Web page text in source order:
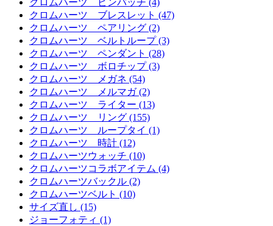
クロムハーツ ピンバッチ (4)
クロムハーツ ブレスレット (47)
クロムハーツ ペアリング (2)
クロムハーツ ベルトループ (3)
クロムハーツ ペンダント (28)
クロムハーツ ボロチップ (3)
クロムハーツ メガネ (54)
クロムハーツ メルマガ (2)
クロムハーツ ライター (13)
クロムハーツ リング (155)
クロムハーツ ループタイ (1)
クロムハーツ 時計 (12)
クロムハーツウォッチ (10)
クロムハーツコラボアイテム (4)
クロムハーツバックル (2)
クロムハーツベルト (10)
サイズ直し (15)
ジョーフォティ (1)